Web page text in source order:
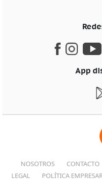
App
NOSOTROS CONTACTO
LEGAL
POLÍTICA